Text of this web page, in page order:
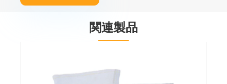
関連製品